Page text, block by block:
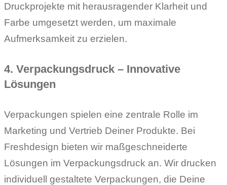
Druckprojekte mit herausragender Klarheit und
Farbe umgesetzt werden, um maximale
Aufmerksamkeit zu erzielen.
4. Verpackungsdruck – Innovative
Lösungen
Verpackungen spielen eine zentrale Rolle im
Marketing und Vertrieb Deiner Produkte. Bei
Freshdesign bieten wir maßgeschneiderte
Lösungen im Verpackungsdruck an. Wir drucken
individuell gestaltete Verpackungen, die Deine